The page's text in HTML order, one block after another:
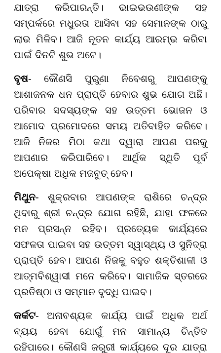
ଯାତ୍ରା କରିପାରନ୍ତି। ଭାଇଭଉଣୀଙ୍କ ସହ
ସମ୍ପର୍କରେ ମଧୁରତା ଆସିବା ସହ ସେମାନଙ୍କ ଠାରୁ
ଲାଭ ମିଳିବ। ଆଜି ନୂତନ କାର୍ଯ୍ୟ ଆରମ୍ଭ କରିବା
ପାଇଁ ଦିନଟି ଶୁଭ ଅଟେ।
ବୃଷ- କୌଣସି ପୁରୁଣା ନିବେଶରୁ ଆପଣଙ୍କୁ
ଆଶାଜନକ ଧନ ପ୍ରାପ୍ତି ହେବାର ଶୁଭ ଯୋଗ ଅଛି।
ପରିବାର ସଦସ୍ୟଙ୍କ ସହ ଉତ୍ତମ ଭୋଜନ ଓ
ଆମୋଦ ପ୍ରମୋଦରେ ସମୟ ଅତିବାହିତ କରିବେ।
ଆଜି ନିଜର ମିଠା କଥା ଦ୍ୱାରା ଆପଣ ପରକୁ
ଆପଣାର କରିପାରିବେ। ଆର୍ଥିକ ସ୍ଥିତି ପୂର୍ବ
ଅପେକ୍ଷା ଅଧିକ ମଜବୁତ୍ ହେବ।
ମିଥୁନ- ଶୁକ୍ରବାର ଆପଣଙ୍କ ରାଶିରେ ଚନ୍ଦ୍ର
ଥିବାରୁ ଶ୍ରୀ ଚନ୍ଦ୍ର ଯୋଗ ରହିଛି, ଯାହା ଫଳରେ
ମନ ପ୍ରସନ୍ନ ରହିବ। ପ୍ରତ୍ୟେକ କାର୍ଯ୍ୟରେ
ସଫଳତା ପାଇବା ସହ ଉତ୍ତମ ସ୍ୱାସ୍ଥ୍ୟ ଓ ସୁନିଦ୍ରା
ପ୍ରାପ୍ତି ହେବ। ଆପଣ ନିଜକୁ ବହୁତ ଶକ୍ତିଶାଳୀ ଓ
ଆତ୍ମବିଶ୍ୱାସୀ ମନେ କରିବେ। ସାମାଜିକ ସ୍ତରରେ
ପ୍ରତିଷ୍ଠା ଓ ସମ୍ମାନ ବୃଦ୍ଧି ପାଇବ।
କର୍କଟ- ଅନାବଶ୍ୟକ କାର୍ଯ୍ୟ ପାଇଁ ଅଧିକ ଅର୍ଥ
ବ୍ୟୟ ହେବା ଯୋଗୁଁ ମନ ସାମାନ୍ୟ ଚିନ୍ତିତ
ରହିପାରେ। କୌଣସି ଜରୁରୀ କାର୍ଯ୍ୟରେ ଦୂର ଯାତ୍ରା